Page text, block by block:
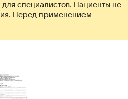
специалистов. Пациенты не
Перед применением